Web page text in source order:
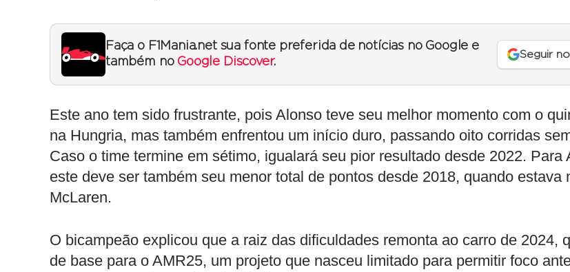
Faça o F1Mania.net sua fonte preferida de notícias no Google e
também no Google Discover.
Seguir
Este ano tem sido frustrante, pois Alonso teve seu melhor momento com o
na Hungria, mas também enfrentou um início duro, passando oito corridas
Caso o time termine em sétimo, igualará seu pior resultado desde 2022. Para
este deve ser também seu menor total de pontos desde 2018, quando estava
McLaren.
O bicampeão explicou que a raiz das dificuldades remonta ao carro de 2024,
de base para o AMR25, um projeto que nasceu limitado para permitir foco